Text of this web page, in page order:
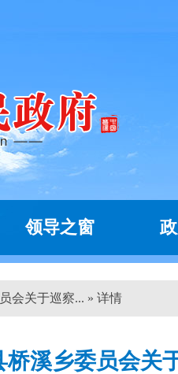
领导之窗
会关于巡察... » 详情
桥溪乡委员会关